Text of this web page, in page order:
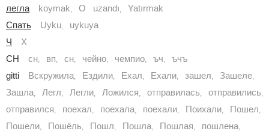
легла koymak, O uzandı, Yatırmak
Спать
Uyku, uykuya
Ч
X
CH
cн, вп, сн, чейно, чемпио, ъч, ъчъ
gitti
Вскружила, Ездили, Ехал, Ехали, зашел, Зашеле,
Зашла, Легл, Легли, Ложился, отправилась, отправились,
отправился, поехал, поехала, поехали, Поихали, Пошел,
Пошели, Пошёль, Пошл, Пошла, Пошлая, пошлена,